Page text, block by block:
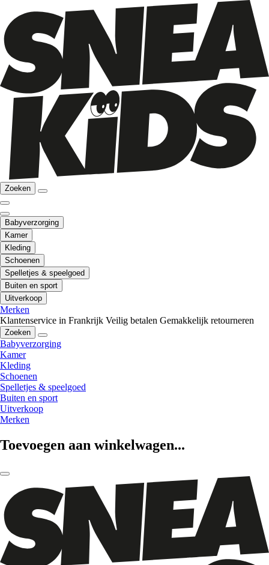
Zoeken
Babyverzorging
Kamer
Kleding
Schoenen
Spelletjes & speelgoed
Buiten en sport
Uitverkoop
Merken
Klantenservice in Frankrijk Veilig betalen Gemakkelijk retourneren
Zoeken
Babyverzorging
Kamer
Kleding
Schoenen
Spelletjes & speelgoed
Buiten en sport
Uitverkoop
Merken
Toevoegen aan winkelwagen...